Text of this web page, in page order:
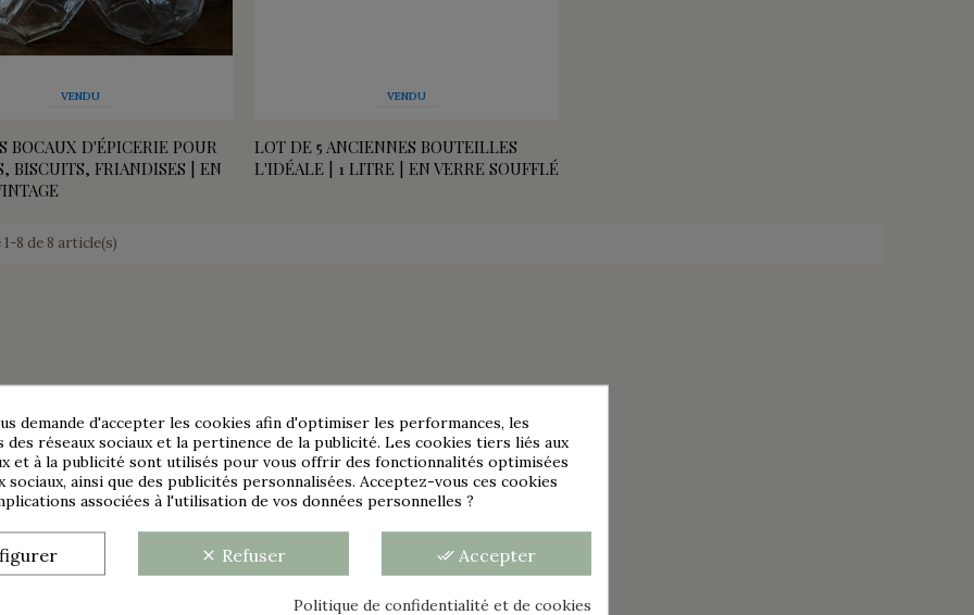
VENDU
BOCAUX D'ÉPICERIE POUR
BISCUITS, FRIANDISES | EN
VENDU
LOT DE 5 ANCIENNES BOUTEILLES
L'IDÉALE | 1 LITRE | EN VERRE SOUFFLÉ
8 de 8 article(s)
demande d'accepter les cookies afin d'optimiser les performances, les
réseaux sociaux et la pertinence de la publicité. Les cookies tiers liés aux
et à la publicité sont utilisés pour vous offrir des fonctionnalités optimisées
sociaux, ainsi que des publicités personnalisées. Acceptez-vous ces cookies
associées à l'utilisation de vos données personnelles ?
clear Refuser done_all Accepter
Politique de confidentialité et de cookies